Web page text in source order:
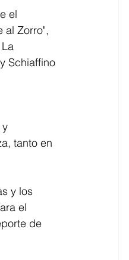
el
al Zorro",
Schiaffino
y
tanto en
y los
el
de